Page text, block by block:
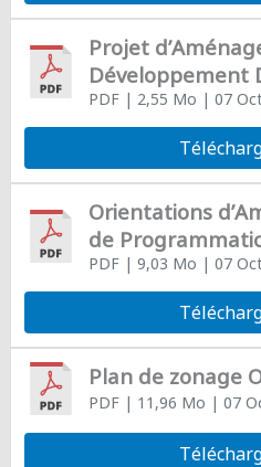
Projet
Développement
PDF| 2,55 Mo | 07
Orientations
de
PDF| 9,03 Mo | 07
Plan de zonage
PDF| 11,96 Mo | 07